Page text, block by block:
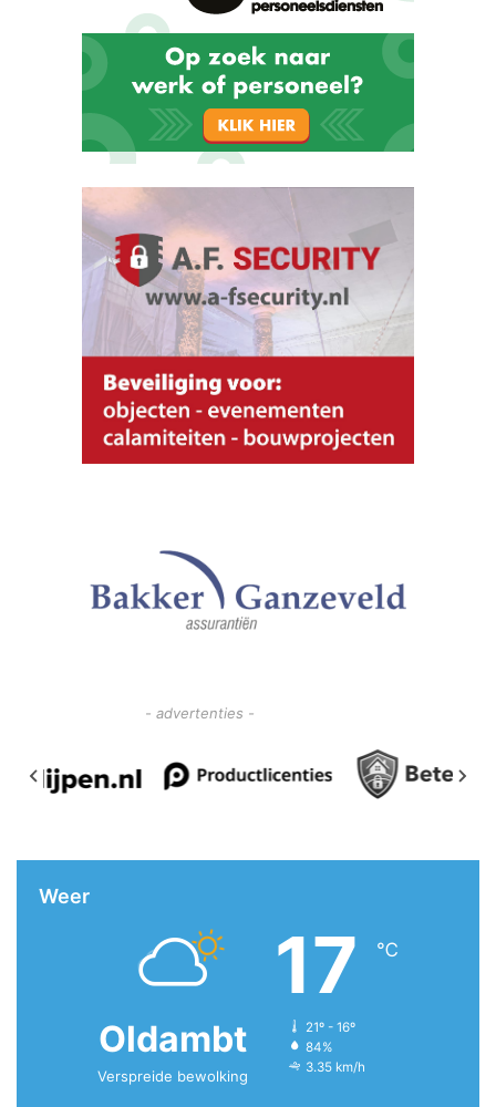
- advertenties -
Weer
Oldambt
Verspreide bewolking
17 ℃
21º - 16º
84%
3.35 km/h